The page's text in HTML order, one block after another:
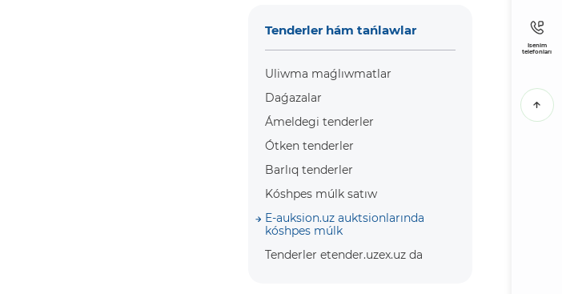
Tenderler hám tańlawlar
Uliwma maǵlıwmatlar
Daǵazalar
Ámeldegi tenderler
Ótken tenderler
Barlıq tenderler
Kóshpes múlk satıw
E-auksion.uz auktsionlarında
kóshpes múlk
Tenderler etender.uzex.uz da
Isenim
telefonları